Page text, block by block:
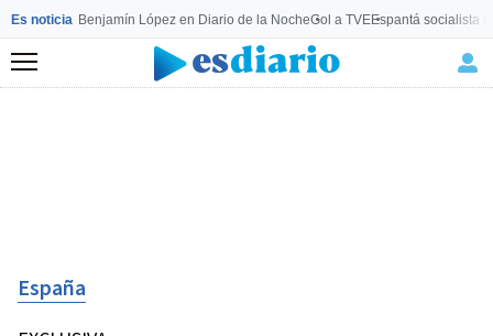
Es noticia Benjamín López en Diario de la NocheGol a TVEEspantá socialista
Menú
España